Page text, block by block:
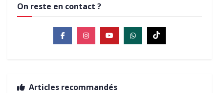
On reste en contact ?
Articles recommandés